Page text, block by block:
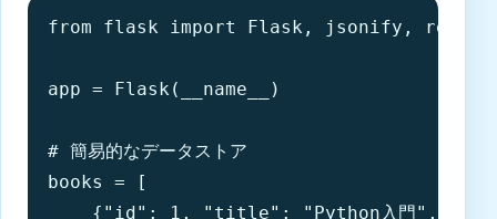
from flask import Flask, jsonify,
app = Flask(__name__)
# 簡易的なデータストア
books = [
{"id": 1, "title": "Python入門",